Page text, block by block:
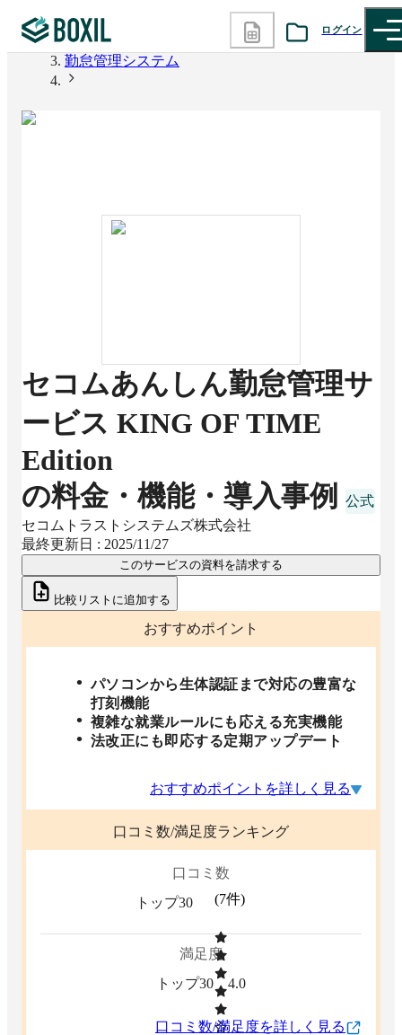
ログイン
カテゴリから探す
BOXILの使い方ガイド
BOXIL
勤怠管理システム
セコムあんしん勤怠管理サ
ービス KING OF TIME
Edition
の料金・機能・導入事例
セコムトラストシステムズ株式会社
最終更新日 : 2025/11/27
このサービスの資料を請求する
比較リストに追加する
おすすめポイント
パソコンから生体認証まで対応の豊富な
打刻機能
複雑な就業ルールにも応える充実機能
法改正にも即応する定期アップデート
おすすめポイントを詳しく見る
口コミ数/満足度ランキング
口コミ数
トップ30
(7件)
満足度
トップ30
4.0
口コミ数/満足度を詳しく見る